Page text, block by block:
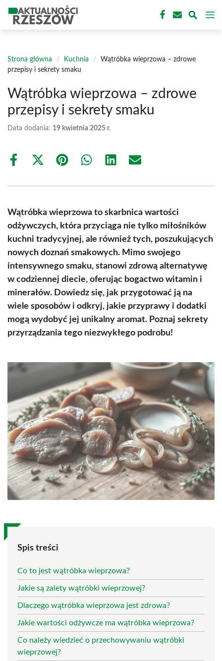
treści
Strona główna / Kuchnia /
Wątróbka wieprzowa – zdrowe
przepisy i sekrety smaku
Wątróbka wieprzowa – zdrowe
przepisy i sekrety smaku
Data dodania: 19 kwietnia 2025 r.
Share
Share
(Twitter)
Share Share Share Share
Wątróbka wieprzowa to skarbnica wartości
odżywczych, która przyciąga nie tylko miłośników
kuchni tradycyjnej, ale również tych, poszukujących
nowych doznań smakowych. Mimo swojego
intensywnego smaku, stanowi zdrową alternatywę
w codziennej diecie, oferując bogactwo witamin i
minerałów. Dowiedz się, jak przygotować ją na
wiele sposobów i odkryj, jakie przyprawy i dodatki
mogą wydobyć jej unikalny aromat. Poznaj sekrety
przyrządzania tego niezwykłego podrobu!
Spis treści
Co to jest wątróbka wieprzowa?
Jakie są zalety wątróbki wieprzowej?
Dlaczego wątróbka wieprzowa jest zdrowa?
Jakie wartości odżywcze ma wątróbka wieprzowa?
Co należy wiedzieć o przechowywaniu wątróbki
wieprzowej?